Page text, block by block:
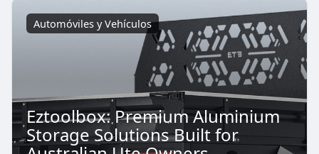
Automóviles y Vehículos
Eztoolbox: Premium Aluminium
Storage Solutions Built for